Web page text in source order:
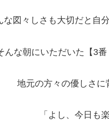
な図々しさも大切だと自
んな朝にいただいた【3番
地元の方々の優しさに
「よし、今日も